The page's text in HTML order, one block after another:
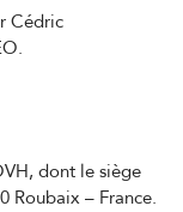
Cédric
dont le siège
Roubaix – France.